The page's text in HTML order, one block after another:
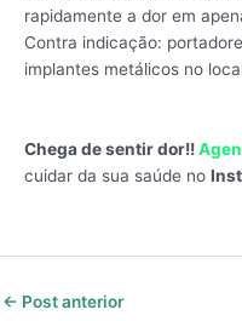
rapidamente a dor em
Contra indicação:
implantes metálicos no
Chega de sentir dor!!
cuidar da sua saúde no
← Post anterior